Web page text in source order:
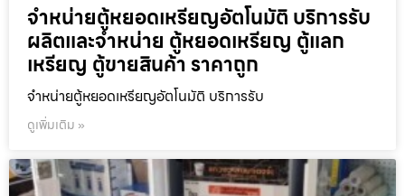
จำหน่ายตู้หยอดเหรียญ​อัตโนมัติ บริการรับ
ผลิตและจำหน่าย ตู้หยอดเหรียญ ตู้แลก
เหรียญ ตู้ขายสินค้า ราคาถูก
จำหน่ายตู้หยอดเหรียญ​อัตโนมัติ บริการรับ
ดูเพิ่มเติม »